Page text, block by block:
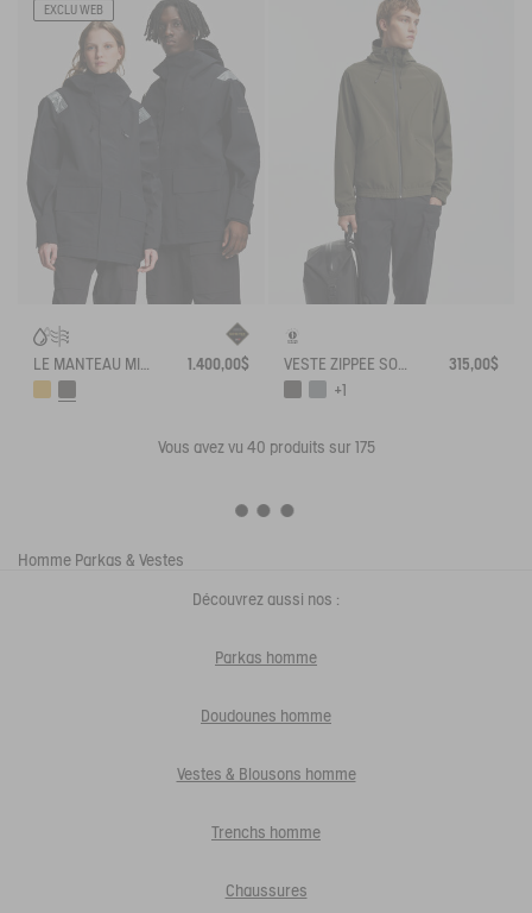
EXCLU WEB
LE MANTEAU MIXTE TECHNIQUE GORE-TEX® AIGLE EXPERIENCE BY ÉTUDES 1.400,00$ VESTE ZIPPÉE SOFTSHELL À CAPUCHE COUPE-VENT
315,00$
+1
Vous avez vu 40 produits sur 175
Homme Parkas & Vestes
Découvrez aussi nos :
Parkas homme
Doudounes homme
Vestes & Blousons homme
Trenchs homme
Chaussures